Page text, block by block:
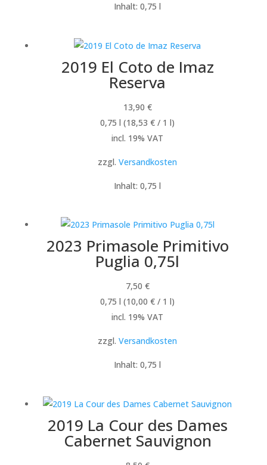
Inhalt: 0,75l
2019 El Coto de Imaz
Reserva
13,90 €
0,75 l (18,53€ / 1l)
incl. 19% VAT
zzgl.Versandkosten
Inhalt: 0,75l
2023 Primasole Primitivo
Puglia 0,75l
7,50 €
0,75 l (10,00€ / 1l)
incl. 19% VAT
zzgl.Versandkosten
Inhalt: 0,75l
2019 La Cour des Dames
Cabernet Sauvignon